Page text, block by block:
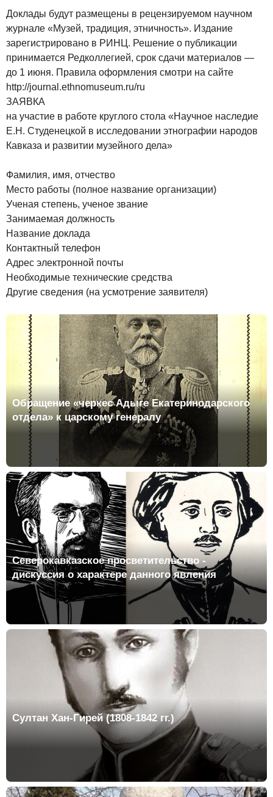
Доклады будут размещены в рецензируемом научном
журнале «Музей, традиция, этничность». Издание
зарегистрировано в РИНЦ. Решение о публикации
принимается Редколлегией, срок сдачи материалов —
до 1 июня. Правила оформления смотри на сайте
http://journal.ethnomuseum.ru/ru
ЗАЯВКА
на участие в работе круглого стола «Научное наследие
Е.Н. Студенецкой в исследовании этнографии народов
Кавказа и развитии музейного дела»
Фамилия, имя, отчество
Место работы (полное название организации)
Ученая степень, ученое звание
Занимаемая должность
Название доклада
Контактный телефон
Адрес электронной почты
Необходимые технические средства
Другие сведения (на усмотрение заявителя)
Обращение «черкес Адыге Екатеринодарского
отдела» к царскому генералу
Северокавказское просветительство -
дискуссия о характере данного явления
Султан Хан-Гирей (1808-1842 гг.)